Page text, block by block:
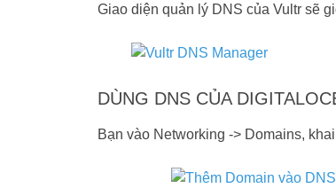
Giao diện quản lý DNS của Vultr sẽ
DÙNG DNS CỦA
Bạn vào Networking -> Domains,